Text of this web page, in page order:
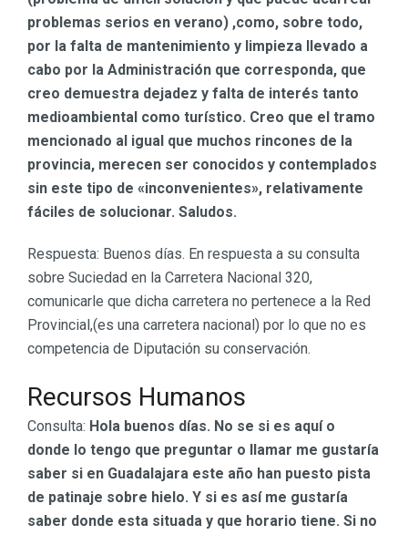
problemas serios en verano) ,como, sobre todo,
por la falta de mantenimiento y limpieza llevado a
cabo por la Administración que corresponda, que
creo demuestra dejadez y falta de interés tanto
medioambiental como turístico. Creo que el tramo
mencionado al igual que muchos rincones de la
provincia, merecen ser conocidos y contemplados
sin este tipo de «inconvenientes», relativamente
fáciles de solucionar. Saludos.
Respuesta: Buenos días. En respuesta a su consulta
sobre Suciedad en la Carretera Nacional 320,
comunicarle que dicha carretera no pertenece a la Red
Provincial,(es una carretera nacional) por lo que no es
competencia de Diputación su conservación.
Recursos Humanos
Consulta: Hola buenos días. No se si es aquí o
donde lo tengo que preguntar o llamar me gustaría
saber si en Guadalajara este año han puesto pista
de patinaje sobre hielo. Y si es así me gustaría
saber donde esta situada y que horario tiene. Si no